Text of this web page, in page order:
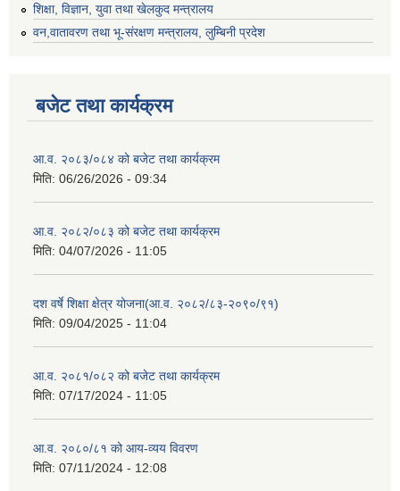
शिक्षा, विज्ञान, युवा तथा खेलकुद मन्‍‍त्रालय
वन,वातावरण तथा भू-संरक्षण मन्त्रालय, लुम्बिनी प्रदेश
बजेट तथा कार्यक्रम
आ.व. २०८३/०८४ को बजेट तथा कार्यक्रम
मिति: 06/26/2026 - 09:34
आ.व. २०८२/०८३ को बजेट तथा कार्यक्रम
मिति: 04/07/2026 - 11:05
दश वर्षे शिक्षा क्षेत्र योजना(आ.व. २०८२/८३-२०९०/९१)
मिति: 09/04/2025 - 11:04
आ.व. २०८१/०८२ को बजेट तथा कार्यक्रम
मिति: 07/17/2024 - 11:05
आ.व. २०८०/८१ को आय-व्यय विवरण
मिति: 07/11/2024 - 12:08